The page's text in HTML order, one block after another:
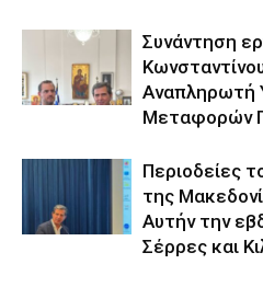
Συνάντηση
Αναπληρωτή
Μεταφορών
Περιοδείες
της
Αυτήν την
Σέρρες και